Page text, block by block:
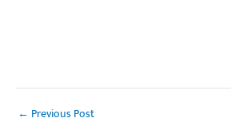
← Previous Post